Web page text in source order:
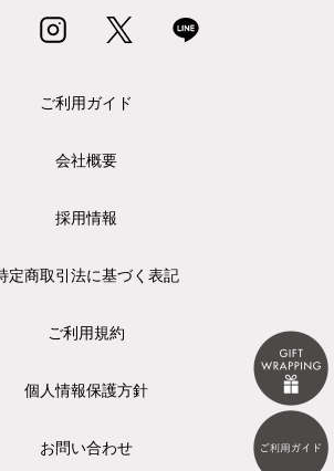
ご利用ガイド
会社概要
採用情報
定商取引法に基づく表記
ご利用規約
個人情報保護方針
お問い合わせ